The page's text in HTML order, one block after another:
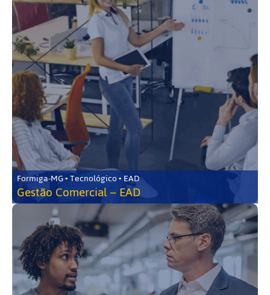
Formiga-MG • Tecnológico • EAD
Gestão Comercial – EAD